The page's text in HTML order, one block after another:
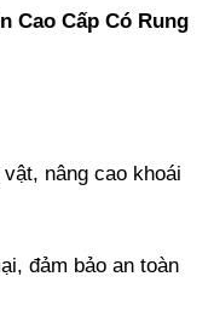
Cao Cấp Có Rung
nâng cao khoái
đảm bảo an toàn